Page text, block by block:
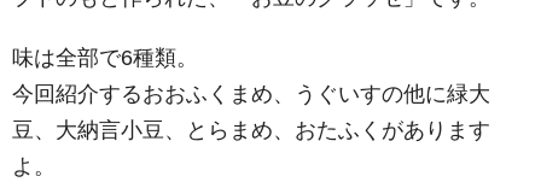
味は全部で6種類。
今回紹介するおおふくまめ、うぐいすの他に緑大
豆、大納言小豆、とらまめ、おたふくがあります
よ。